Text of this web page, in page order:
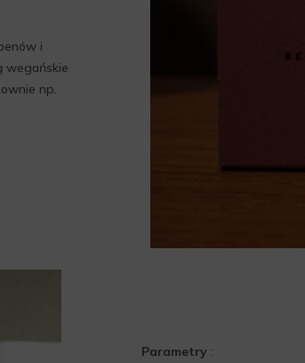
i
wegańskie
np.
Parametry :